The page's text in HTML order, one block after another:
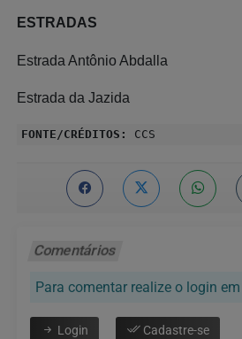
ESTRADAS
Estrada Antônio Abdalla
Estrada da Jazida
FONTE/CRÉDITOS: CCS
Comentários
Para comentar realize o login
Login Cadastre-se